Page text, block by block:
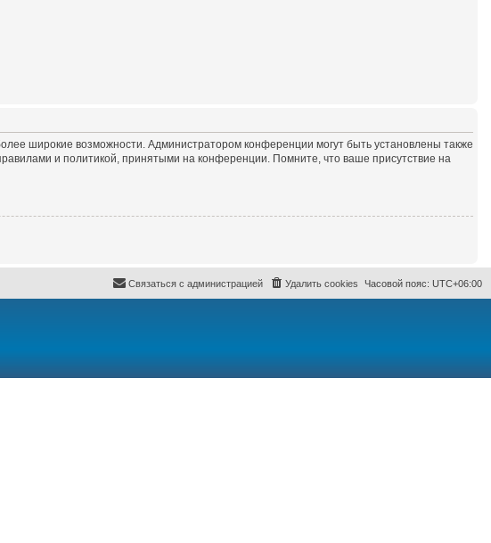
широкие возможности. Администратором конференции могут быть установлены также
и политикой, принятыми на конференции. Помните, что ваше присутствие на
Часовой пояс: UTC+06:00
Удалить cookies
Связаться с администрацией